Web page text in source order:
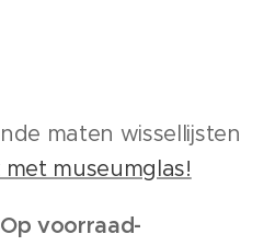
maten wissellijsten
met museumglas!
voorraad-